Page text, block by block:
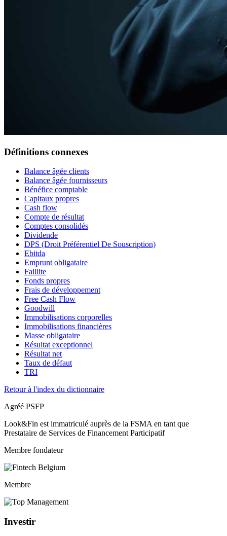
Définitions connexes
Balance âgée clients
Balance âgée fournisseurs
Bénéfice comptable
Capitaux propres
Cash flow
Compte de résultat
Comptes consolidés
Dividende
DPS (Droit Préférentiel De Souscription)
Ebitda
Emprunt obligataire
Faillite
Fonds propres
Frais de développement
Free Cash Flow
Goodwill
Immobilisations corporelles
Immobilisations financières
Masse obligataire
Résultat exceptionnel
Résultat net
Taux de défaut
TRI
Retour à l'index du dictionnaire
Agréé PSFP
Look&Fin est immatriculé auprès de la FSMA en tant que
Prestataire de Services de Financement Participatif
Membre fondateur
Membre
Investir